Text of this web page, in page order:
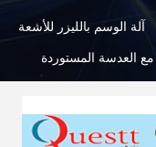
آلة الوسم بالليزر للأشعة